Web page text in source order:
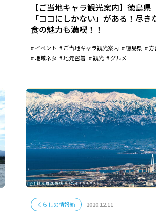
【ご当地キャラ観光案内】徳島県
「ココにしかない」がある！尽き
食の魅力も満喫！！
イベント ご当地キャラ観光案内 徳島県
方
地域ネタ
地元密着 観光 グルメ
くらしの情報箱 2020.12.11